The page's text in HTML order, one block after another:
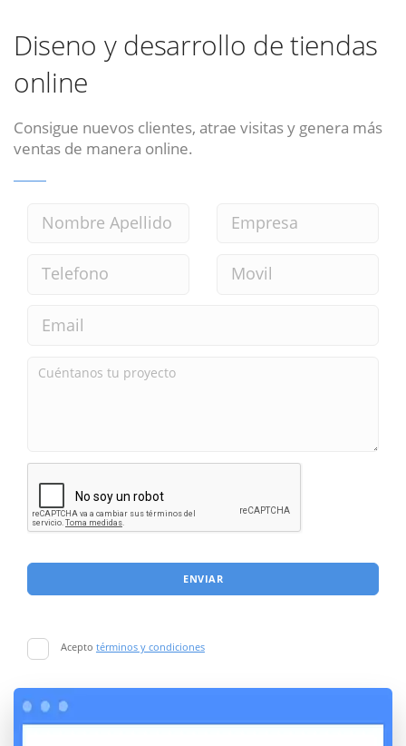
Diseno y desarrollo de tiendas
online
Consigue nuevos clientes, atrae visitas y genera más
ventas de manera online.
ENVIAR
Acepto términos y condiciones